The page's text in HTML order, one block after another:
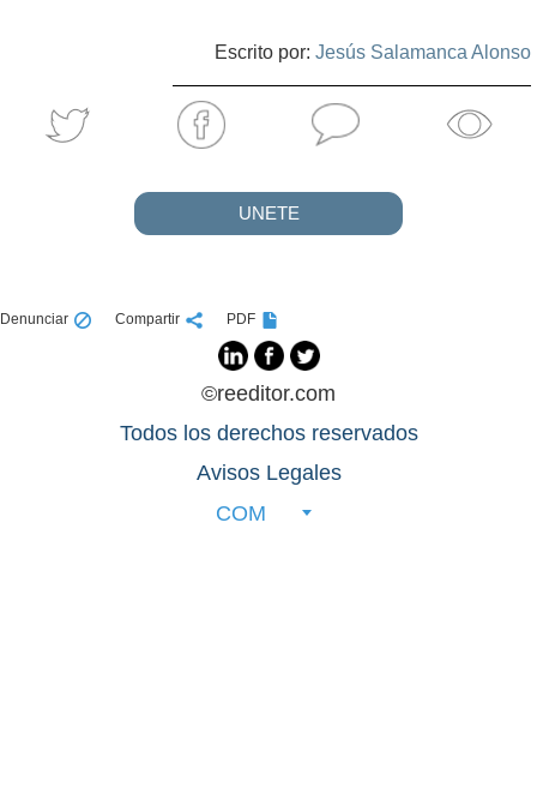
Escrito por: Jesús Salamanca Alonso
UNETE
Denunciar Compartir PDF
©reeditor.com
Todos los derechos reservados
Avisos Legales